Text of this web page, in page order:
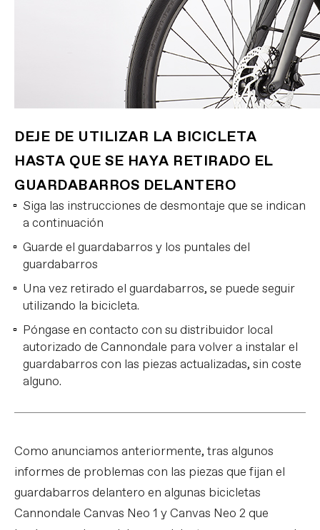
DEJE DE UTILIZAR LA BICICLETA
HASTA QUE SE HAYA RETIRADO EL
GUARDABARROS DELANTERO
Siga las instrucciones de desmontaje que se indican
a continuación
Guarde el guardabarros y los puntales del
guardabarros
Una vez retirado el guardabarros, se puede seguir
utilizando la bicicleta.
Póngase en contacto con su distribuidor local
autorizado de Cannondale para volver a instalar el
guardabarros con las piezas actualizadas, sin coste
alguno.
Como anunciamos anteriormente, tras algunos
informes de problemas con las piezas que fijan el
guardabarros delantero en algunas bicicletas
Cannondale Canvas Neo 1 y Canvas Neo 2 que